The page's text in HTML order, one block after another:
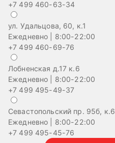
+7 499 460-63-34
ул. Удальцова, 60, к.1
Ежедневно | 8:00-22:00
+7 499 460-69-76
Лобненская д.17 к.6
Ежедневно | 8:00-22:00
+7 499 495-49-37
Севастопольский пр. 95б, к.6
Ежедневно | 8:00-22:00
+7 499 495-45-76